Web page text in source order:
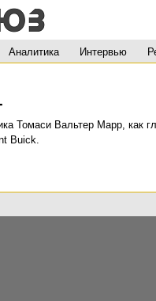
Аналитика Интервью
Томаси Вальтер Марр, как
Buick.